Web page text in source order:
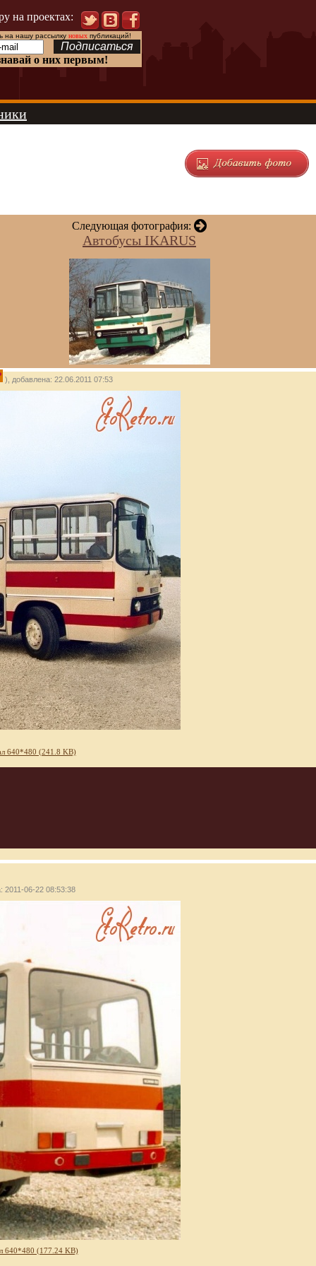
на проектах:
на нашу рассылку новыхпубликаций!
о них первым!
Следующая фотография:
Автобусы IKARUS
), добавлена: 22.06.2011 07:53
640*480 (241.8 KB)
2011-06-22 08:53:38
640*480 (177.24 KB)